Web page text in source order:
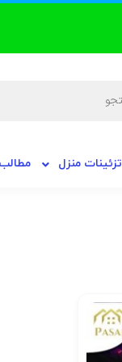
تزئینات منزل